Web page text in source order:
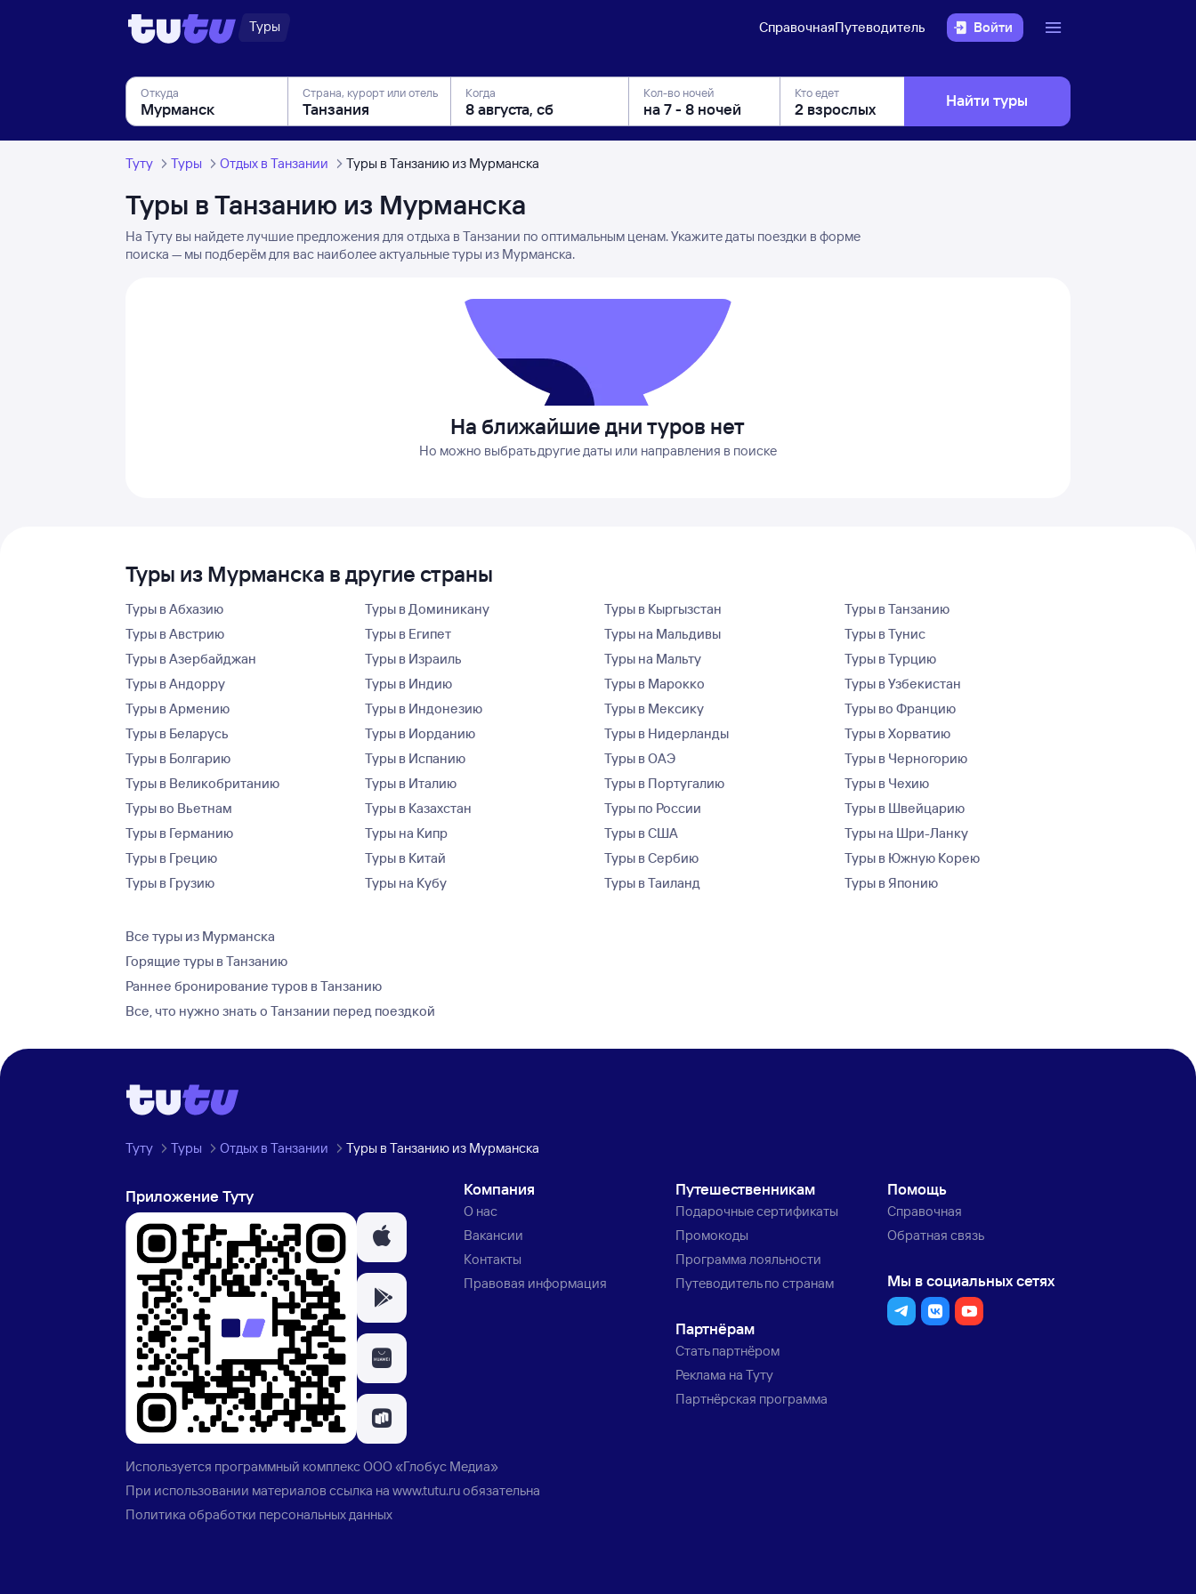
Туры СправочнаяПутеводитель Войти
Откуда Страна, курорт или отель Когда Кол-во ночей Кто едет Найти туры
Туту Туры Отдых в Танзании Туры в Танзанию из Мурманска
Туры в Танзанию из Мурманска
На Туту вы найдете лучшие предложения для отдыха в Танзании по оптимальным ценам. Укажите даты поездки в форме
поиска — мы подберём для вас наиболее актуальные туры из Мурманска.
На ближайшие дни туров нет
Но можно выбрать другие даты или направления в поиске
Туры из Мурманска в другие страны
Туры в Абхазию
Туры в Австрию
Туры в Азербайджан
Туры в Андорру
Туры в Армению
Туры в Беларусь
Туры в Болгарию
Туры в Великобританию
Туры во Вьетнам
Туры в Германию
Туры в Грецию
Туры в Грузию
Туры в Доминикану
Туры в Египет
Туры в Израиль
Туры в Индию
Туры в Индонезию
Туры в Иорданию
Туры в Испанию
Туры в Италию
Туры в Казахстан
Туры на Кипр
Туры в Китай
Туры на Кубу
Туры в Кыргызстан
Туры на Мальдивы
Туры на Мальту
Туры в Марокко
Туры в Мексику
Туры в Нидерланды
Туры в ОАЭ
Туры в Португалию
Туры по России
Туры в США
Туры в Сербию
Туры в Таиланд
Туры в Танзанию
Туры в Тунис
Туры в Турцию
Туры в Узбекистан
Туры во Францию
Туры в Хорватию
Туры в Черногорию
Туры в Чехию
Туры в Швейцарию
Туры на Шри-Ланку
Туры в Южную Корею
Туры в Японию
Все туры из Мурманска
Горящие туры в Танзанию
Раннее бронирование туров в Танзанию
Все, что нужно знать о Танзании перед поездкой
Туту Туры Отдых в Танзании Туры в Танзанию из Мурманска
Приложение Туту Компания
О нас
Вакансии
Контакты
Правовая информация
Путешественникам
Подарочные сертификаты
Промокоды
Программа лояльности
Путеводитель по странам
Партнёрам
Стать партнёром
Реклама на Туту
Партнёрская программа
Помощь
Справочная
Обратная связь
Мы в социальных сетях
Используется программный комплексООО «Глобус Медиа»
При использовании материалов ссылка наwww.tutu.ruобязательна
Политика обработки персональных данных